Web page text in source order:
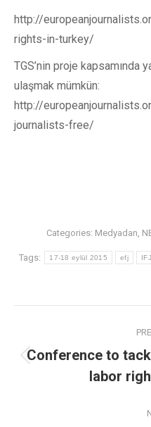
http://
rights-in-turkey/
TGS’nin proje kapsamında
ulaşmak mümkün:
http://
journalists-free/
Categories: Medyadan,
Tags: 17-18 eylül 2015 efj IFJ
Conference to
labor